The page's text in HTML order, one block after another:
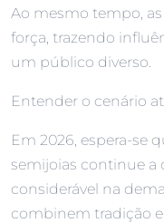
Ao mesmo tempo,
força, trazendo
um público diverso.
Entender o cenário
Em 2026, espera-se
semijoias continue a
considerável na
combinem tradição